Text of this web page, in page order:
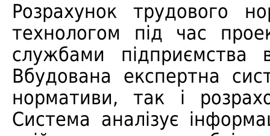
Розрахунок трудового
технологом під час
службами підприємства
Вбудована експертна
нормативи, так і
Система аналізує